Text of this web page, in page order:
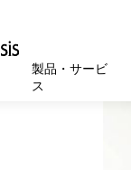
製品・サービ
ス